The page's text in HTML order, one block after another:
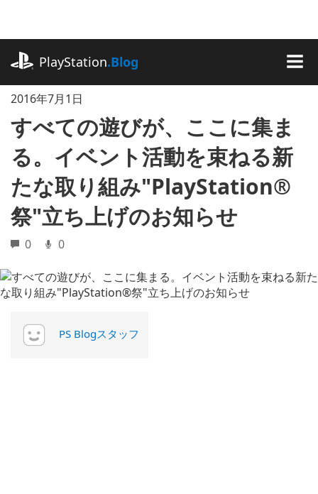
に
キ
ッ
プ
PlayStation.Blog
2016年7月1日
すべての遊びが、ここに集ま
る。イベント活動を束ねる新
たな取り組み"PlayStation®
祭"立ち上げのお知らせ
0 0
PS Blogスタッフ